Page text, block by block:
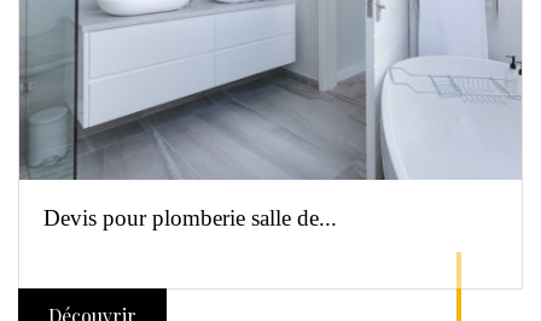
Devis pour plomberie salle de...
Découvrir